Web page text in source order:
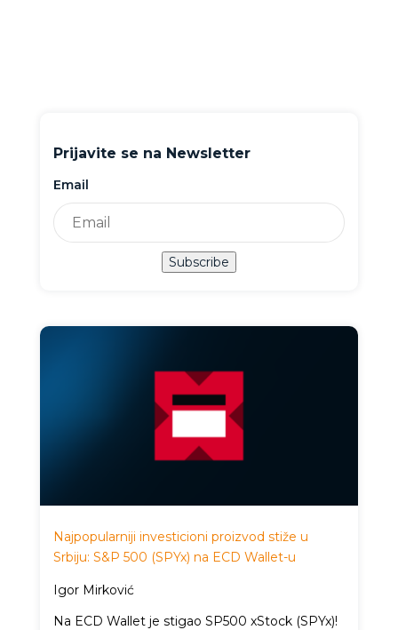
Prijavite se na Newsletter
Email
Subscribe
Najpopularniji investicioni proizvod stiže u
Srbiju: S&P 500 (SPYx) na ECD Wallet-u
Igor Mirković
Na ECD Wallet je stigao SP500 xStock (SPYx)!